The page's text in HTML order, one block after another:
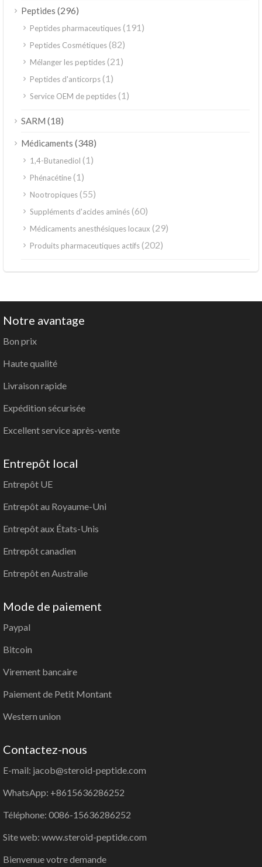
Peptides (296)
Peptides pharmaceutiques(191)
Peptides Cosmétiques(82)
Mélanger les peptides(21)
Peptides d'anticorps(1)
Service OEM de peptides(1)
SARM (18)
Médicaments (348)
1,4-Butanediol (1)
Phénacétine(1)
Nootropiques(55)
Suppléments d'acides aminés(60)
Médicaments anesthésiques locaux (29)
Produits pharmaceutiques actifs(202)
Notre avantage
Bon prix
Haute qualité
Livraison rapide
Expédition sécurisée
Excellent service après-vente
Entrepôt local
Entrepôt UE
Entrepôt au Royaume-Uni
Entrepôt aux États-Unis
Entrepôt canadien
Entrepôt en Australie
Mode de paiement
Paypal
Bitcoin
Virement bancaire
Paiement de Petit Montant
Western union
Contactez-nous
E-mail: jacob@steroid-peptide.com
WhatsApp: +8615636286252
Téléphone: 0086-15636286252
Site web: www.steroid-peptide.com
Bienvenue votre demande